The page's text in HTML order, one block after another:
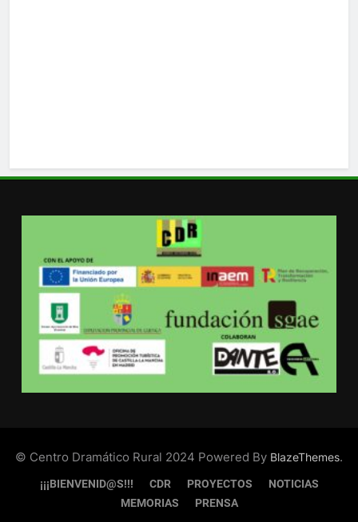
© Centro Dramático Rural 2024 Powered By BlazeThemes.
¡¡¡BIENVENID@S!!! CDR PROYECTOS
NOTICIAS
MEMORIAS
PRENSA